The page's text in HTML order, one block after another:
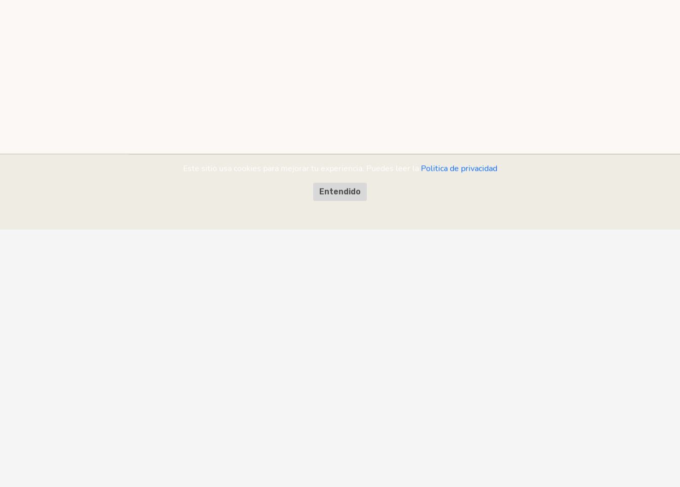
Este sitio usa cookies para mejorar tu experiencia. Puedes leer la Politica de privacidad
Entendido